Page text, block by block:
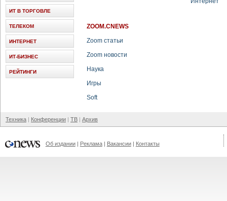
ZOOM.CNEWS
Zoom статьи
Zoom новости
Наука
Игры
Soft
ИТ В ТОРГОВЛЕ
ТЕЛЕКОМ
ИНТЕРНЕТ
ИТ-БИЗНЕС
РЕЙТИНГИ
Техника Конференции ТВ Архив
Об издании Реклама Вакансии Контакты